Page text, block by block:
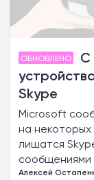
ОБНОВЛЕНО
С
Skype
Microsoft
на
лишатся
сообщениями
Алексей